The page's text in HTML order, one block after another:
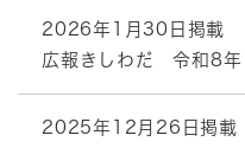
2026年1月30日掲載
広報きしわだ 令和8
2025年12月26日掲載